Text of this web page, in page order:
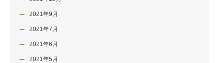
2021年9月
2021年7月
2021年6月
2021年5月